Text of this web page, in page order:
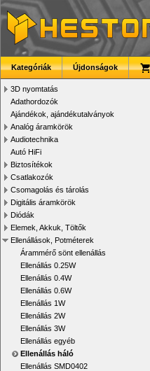
Kategóriák Újdonságok
3D nyomtatás
Adathordozók
Ajándékok, ajándékutalványok
Analóg áramkörök
Audiotechnika
Autó HiFi
Biztosítékok
Csatlakozók
Csomagolás és tárolás
Digitális áramkörök
Diódák
Elemek, Akkuk, Töltők
Ellenállások, Potméterek
Árammérő sönt ellenállás
Ellenállás 0.25W
Ellenállás 0.4W
Ellenállás 0.6W
Ellenállás 1W
Ellenállás 2W
Ellenállás 3W
Ellenállás egyéb
Ellenállás háló
Ellenállás SMD0402